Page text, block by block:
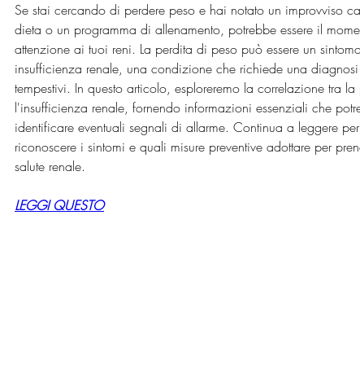
Se stai cercando di perdere peso e hai notato un improvviso
dieta o un programma di allenamento, potrebbe essere il
attenzione ai tuoi reni. La perdita di peso può essere un
insufficienza renale, una condizione che richiede una diagnosi
tempestivi. In questo articolo, esploreremo la correlazione tra
l'insufficienza renale, fornendo informazioni essenziali che
identificare eventuali segnali di allarme. Continua a leggere
riconoscere i sintomi e quali misure preventive adottare per
salute renale.
LEGGI QUESTO